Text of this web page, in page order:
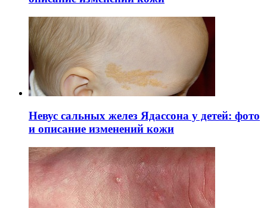
Невус сальных желез Ядассона у детей: фото
и описание изменений кожи